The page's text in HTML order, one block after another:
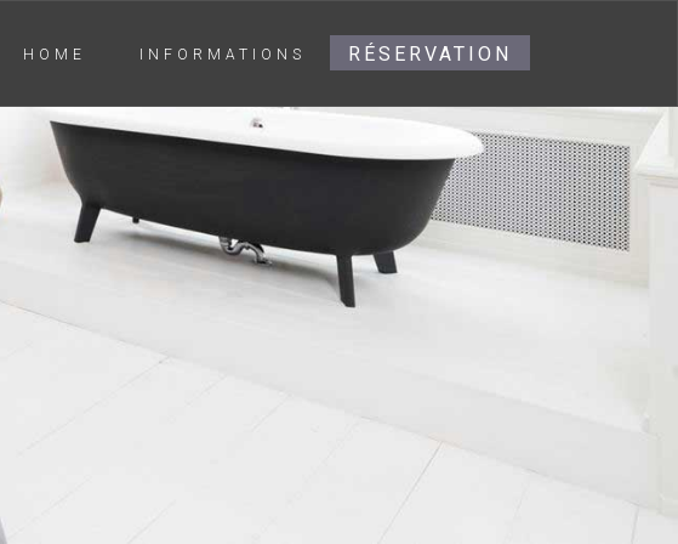
HOME INFORMATIONS RÉSERVATION